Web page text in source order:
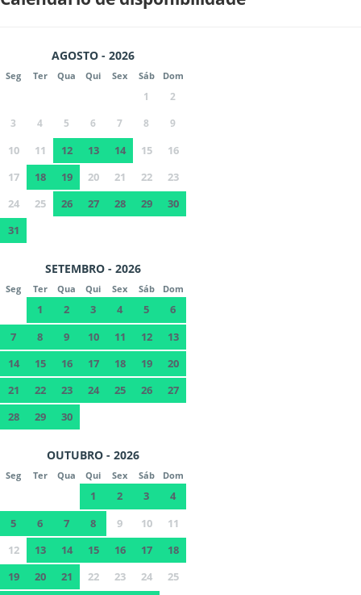
AGOSTO - 2026
Seg Ter Qua Qui Sex Sáb Dom
1
2
3
4 5 6 7 8 9
10 11 12 13 14 15
16
17
18 19 20 21 22
23
24
25 26 27 28 29
30
31
SETEMBRO - 2026
Seg Ter Qua Qui Sex Sáb Dom
1 2 3 4 5
6
7
8 9 10 11 12
13
14
15 16 17 18 19
20
21
22 23 24 25 26
27
28
29 30
OUTUBRO - 2026
Seg Ter Qua Qui Sex Sáb Dom
1 2 3
4
5
6 7 8 9 10
11
12
13 14 15 16 17
18
19
20 21 22 23 24
25